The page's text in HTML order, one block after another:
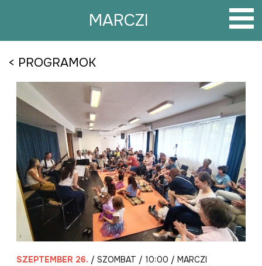
MARCZI
< PROGRAMOK
SZEPTEMBER 26. / SZOMBAT / 10:00 / MARCZI